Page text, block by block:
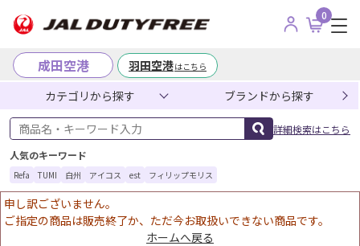
0
成田空港 羽田空港はこちら
カテゴリから探す ブランドから探す
商品名・キーワード入力
詳細検索はこちら
人気のキーワード
Refa TUMI 白州 アイコス est フィリップモリス
申し訳ございません。
ご指定の商品は販売終了か、ただ今お取扱いできない商品です。
ホームへ戻る